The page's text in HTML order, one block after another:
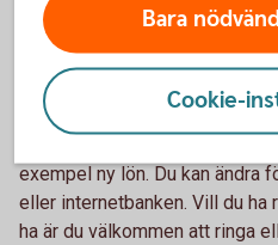
Har du redan
För att försäkringen ska ge
exempel ny lön. Du kan ändra
eller internetbanken. Vill du
ha är du välkommen att ringa
Bara
Cookie-